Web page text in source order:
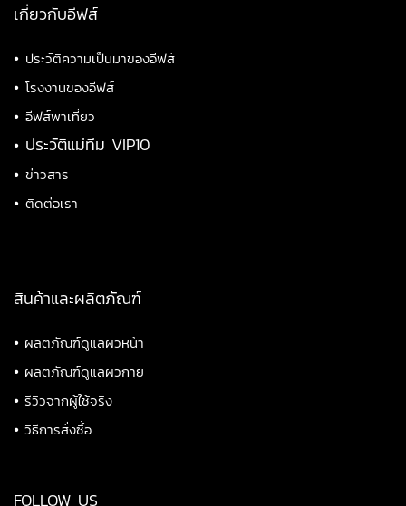
เกี่ยวกับอีฟส์
• ประวัติความเป็นมาของอีฟส์
• โรงงานของอีฟส์
• อีฟส์พาเที่ยว
• ประวัติแม่ทีม VIP10
• ข่าวสาร
• ติดต่อเรา
สินค้าและผลิตภัณฑ์
• ผลิตภัณฑ์ดูแลผิวหน้า
• ผลิตภัณฑ์ดูแลผิวกาย
• รีวิวจากผู้ใช้จริง
• วิธีการสั่งซื้อ
FOLLOW US